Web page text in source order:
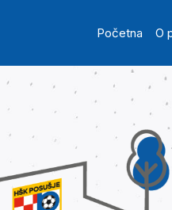
Početna O